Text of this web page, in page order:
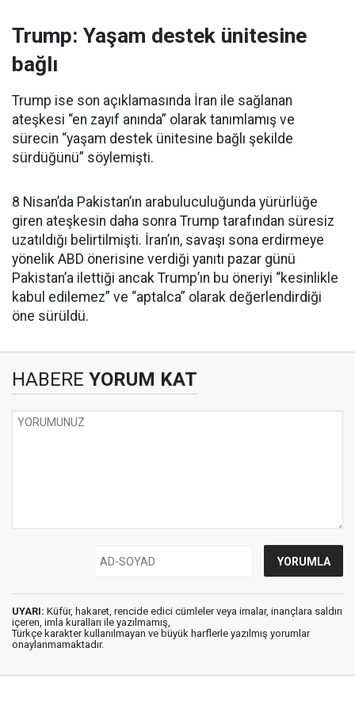
Trump: Yaşam destek ünitesine
bağlı
Trump ise son açıklamasında İran ile sağlanan
ateşkesi “en zayıf anında” olarak tanımlamış ve
sürecin “yaşam destek ünitesine bağlı şekilde
sürdüğünü” söylemişti.
8 Nisan’da Pakistan’ın arabuluculuğunda yürürlüğe
giren ateşkesin daha sonra Trump tarafından süresiz
uzatıldığı belirtilmişti. İran’ın, savaşı sona erdirmeye
yönelik ABD önerisine verdiği yanıtı pazar günü
Pakistan’a ilettiği ancak Trump’ın bu öneriyi “kesinlikle
kabul edilemez” ve “aptalca” olarak değerlendirdiği
öne sürüldü.
HABERE YORUM KAT
UYARI: Küfür, hakaret, rencide edici cümleler veya imalar, inançlara saldırı
içeren, imla kuralları ile yazılmamış,
Türkçe karakter kullanılmayan ve büyük harflerle yazılmış yorumlar
onaylanmamaktadır.